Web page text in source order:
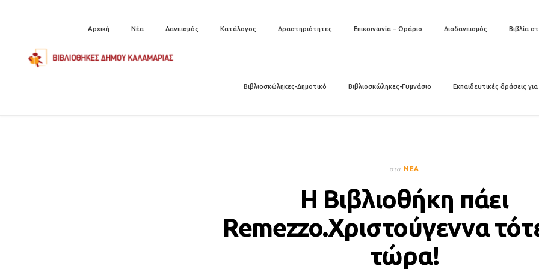
Αρχική Νέα Δανεισμός Κατάλογος Δραστηριότητες Επικοινωνία – Ωράριο Διαδανεισμός Βιβλία
Βιβλιοσκώληκες-Δημοτικό Βιβλιοσκώληκες-Γυμνάσιο Εκπαιδευτικές δράσεις
στα ΝΈΑ
Η Βιβλιοθήκη πάει
Remezzo.Χριστούγεννα
τώρα!